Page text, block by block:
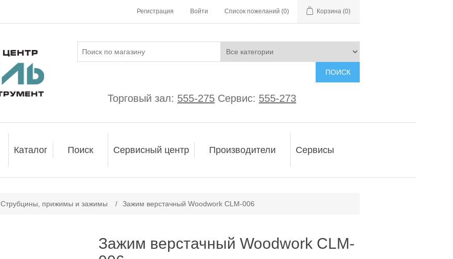
Регистрация Войти Список пожеланий (0) Корзина (0)
ПОИСК
Торговый зал: 555-275 Сервис: 555-273
Каталог Поиск Сервисный центр Производители Сервисы
Струбцины, прижимы и зажимы / Зажим верстачный Woodwork CLM-006
Зажим верстачный Woodwork CLM-